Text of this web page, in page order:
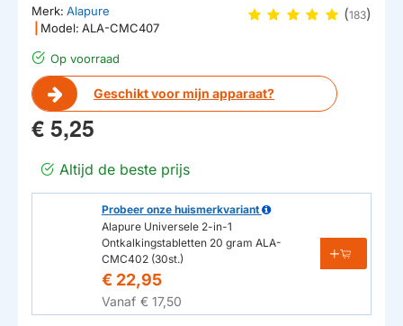
Op voorraad
Geschikt voor mijn apparaat?
Merk: Alapure
Model: ALA-CMC407
(183)
€ 5,25
Altijd de beste prijs
Probeer onze huismerkvariant
Alapure Universele 2-in-1
Ontkalkingstabletten 20 gram ALA-
CMC402 (30st.)
€ 22,95
Vanaf € 17,50